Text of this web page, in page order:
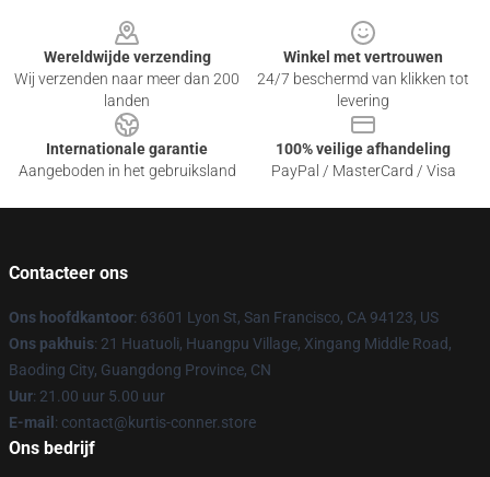
Wereldwijde verzending
Wij verzenden naar meer dan 200
landen
Winkel met vertrouwen
24/7 beschermd van klikken tot
levering
Internationale garantie
Aangeboden in het gebruiksland
100% veilige afhandeling
PayPal / MasterCard / Visa
Contacteer ons
Ons hoofdkantoor: 63601 Lyon St, San Francisco, CA 94123, US
Ons pakhuis: 21 Huatuoli, Huangpu Village, Xingang Middle Road,
Baoding City, Guangdong Province, CN
Uur: 21.00 uur 5.00 uur
E-mail : contact@kurtis-conner.store
Ons bedrijf